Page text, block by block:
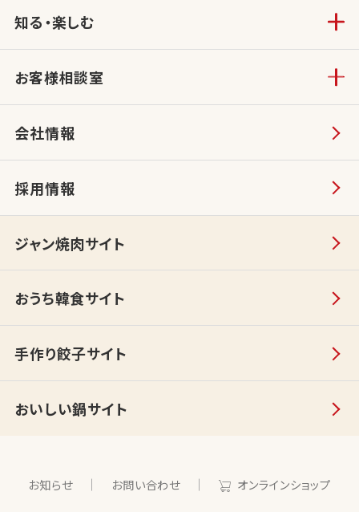
知る・楽しむ
お客様相談室
会社情報
採用情報
ジャン焼肉サイト
おうち韓食サイト
手作り餃子サイト
おいしい鍋サイト
お知らせ お問い合わせ オンラインショップ